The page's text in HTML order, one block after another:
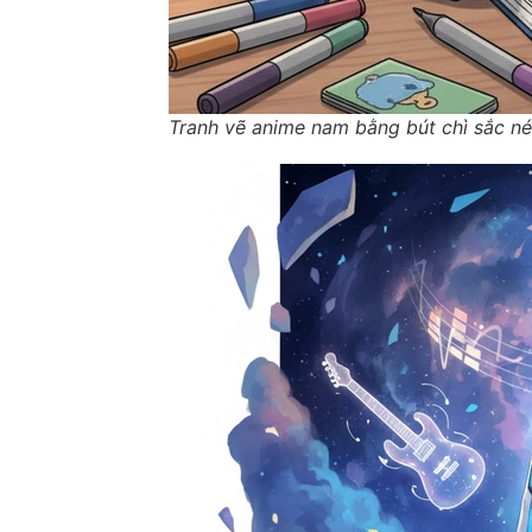
Tranh vẽ anime nam bằng bút chì sắc